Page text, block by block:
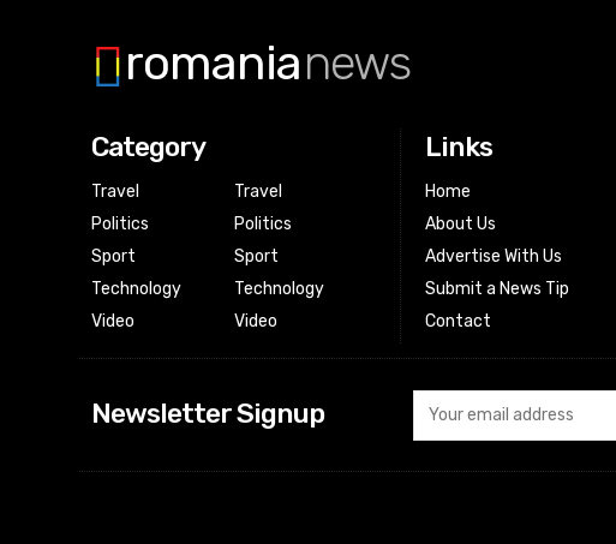
romanianews
Category
Travel
Politics
Sport
Technology
Video
Travel
Politics
Sport
Technology
Video
Links
Home
About Us
Advertise With Us
Submit a News Tip
Contact
Newsletter Signup